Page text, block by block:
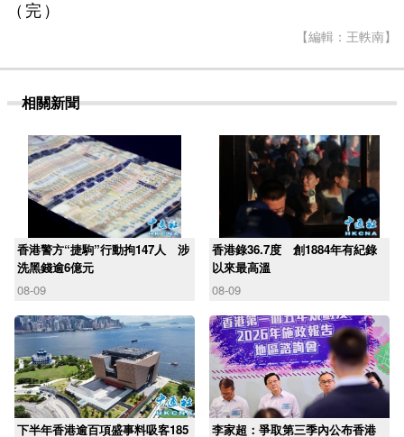
（完）
【編輯：王軼南】
相關新聞
香港警方“捷駒”行動拘147人 涉
洗黑錢逾6億元
08-09
香港錄36.7度 創1884年有紀錄
以來最高溫
08-09
下半年香港逾百項盛事料吸客185 李家超：爭取第三季內公布香港